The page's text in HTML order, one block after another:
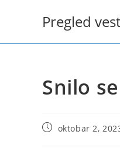
Pregled
Snilo
Postoktobar 2,